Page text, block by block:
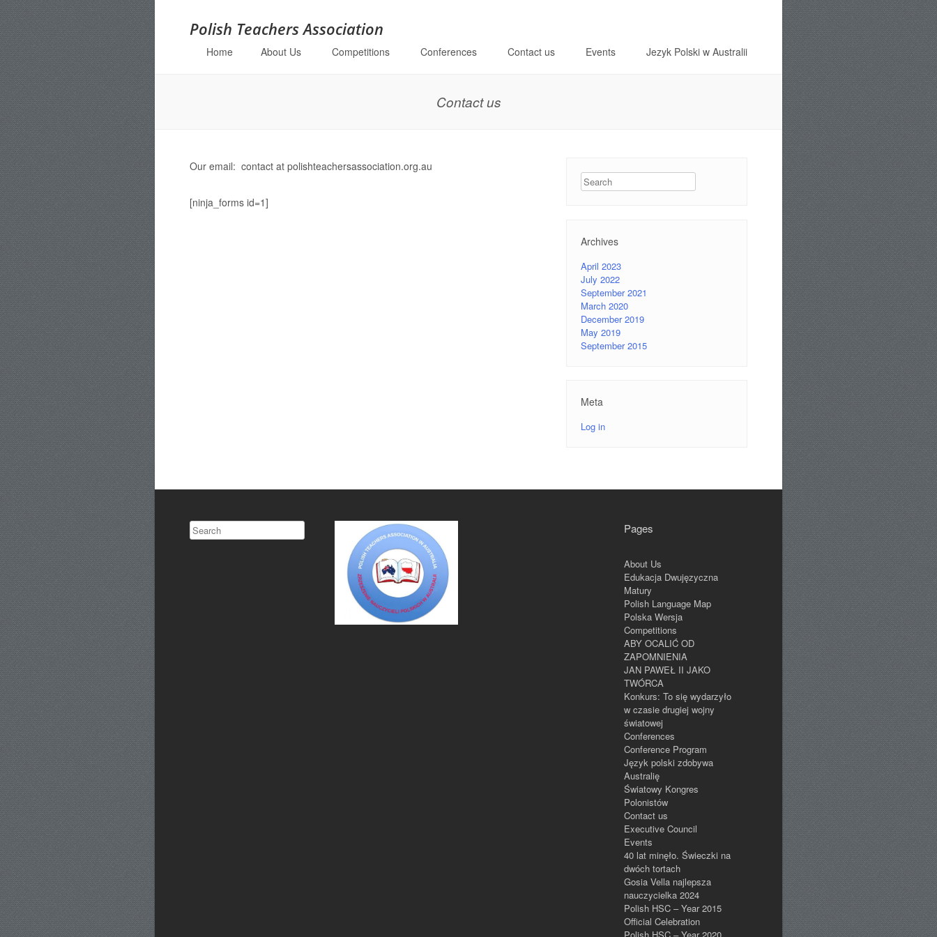
Polish Teachers Association
Menu
Skip to content
Home About Us Competitions Conferences Contact us Events Jezyk Polski w Australii
Contact us
Our email: contact at polishteachersassociation.org.au
[ninja_forms id=1]
Search
Archives
April 2023
July 2022
September 2021
March 2020
December 2019
May 2019
September 2015
Meta
Log in
Pages
About Us
Edukacja Dwujęzyczna
Matury
Polish Language Map
Polska Wersja
Competitions
ABY OCALIĆ OD
ZAPOMNIENIA
JAN PAWEŁ II JAKO
TWÓRCA
Konkurs: To się wydarzyło
w czasie drugiej wojny
światowej
Conferences
Conference Program
Język polski zdobywa
Australię
Światowy Kongres
Polonistów
Contact us
Executive Council
Events
40 lat minęło. Świeczki na
dwóch tortach
Gosia Vella najlepsza
nauczycielka 2024
Polish HSC – Year 2015
Official Celebration
Polish HSC – Year 2020
Search